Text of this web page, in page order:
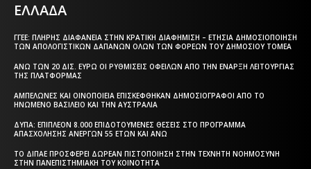
ΕΛΛΑΔΑ
ΓΓΕΕ: ΠΛΉΡΗΣ ΔΙΑΦΆΝΕΙΑ ΣΤΗΝ ΚΡΑΤΙΚΉ ΔΙΑΦΉΜΙΣΗ – EΤΉΣΙΑ ΔΗΜΟΣΙΟΠΟΊΗΣΗ
ΤΩΝ ΑΠΟΛΟΓΙΣΤΙΚΏΝ ΔΑΠΑΝΏΝ ΌΛΩΝ ΤΩΝ ΦΟΡΈΩΝ ΤΟΥ ΔΗΜΟΣΊΟΥ ΤΟΜΈΑ
ΆΝΩ ΤΩΝ 20 ΔΙΣ. ΕΥΡΏ ΟΙ ΡΥΘΜΊΣΕΙΣ ΟΦΕΙΛΏΝ ΑΠΌ ΤΗΝ ΈΝΑΡΞΗ ΛΕΙΤΟΥΡΓΊΑΣ
ΤΗΣ ΠΛΑΤΦΌΡΜΑΣ
ΑΜΠΕΛΏΝΕΣ ΚΑΙ ΟΙΝΟΠΟΙΕΊΑ ΕΠΙΣΚΈΦΘΗΚΑΝ ΔΗΜΟΣΙΟΓΡΆΦΟΙ ΑΠΌ ΤΟ
ΗΝΩΜΈΝΟ ΒΑΣΊΛΕΙΟ ΚΑΙ ΤΗΝ ΑΥΣΤΡΑΛΊΑ
ΔΥΠΑ: ΕΠΙΠΛΈΟΝ 8.000 ΕΠΙΔΟΤΟΎΜΕΝΕΣ ΘΈΣΕΙΣ ΣΤΟ ΠΡΌΓΡΑΜΜΑ
ΑΠΑΣΧΌΛΗΣΗΣ ΑΝΈΡΓΩΝ 55 ΕΤΏΝ ΚΑΙ ΆΝΩ
ΤΟ ΔΙΠΑΕ ΠΡΟΣΦΈΡΕΙ ΔΩΡΕΆΝ ΠΙΣΤΟΠΟΊΗΣΗ ΣΤΗΝ ΤΕΧΝΗΤΉ ΝΟΗΜΟΣΎΝΗ
ΣΤΗΝ ΠΑΝΕΠΙΣΤΗΜΙΑΚΉ ΤΟΥ ΚΟΙΝΌΤΗΤΑ